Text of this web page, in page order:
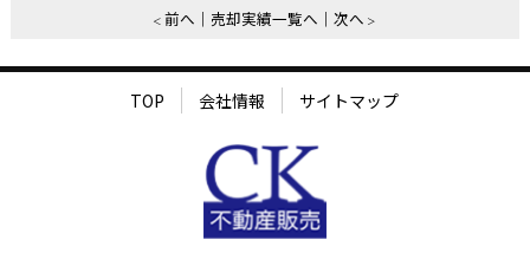
前へ 売却実績一覧へ 次へ
TOP 会社情報 サイトマップ